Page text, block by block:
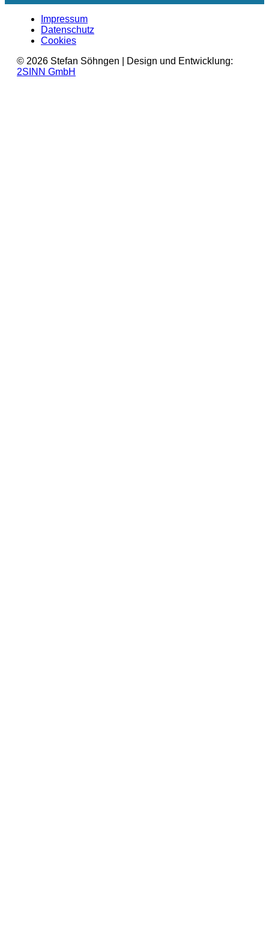
Impressum
Datenschutz
Cookies
© 2026 Stefan Söhngen | Design und Entwicklung:
2SINN GmbH